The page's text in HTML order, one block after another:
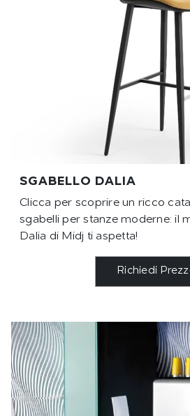
SGABELLO DALIA
Clicca per scoprire un ricco
sgabelli per stanze moderne: il
Dalia di Midj ti aspetta!
Richiedi